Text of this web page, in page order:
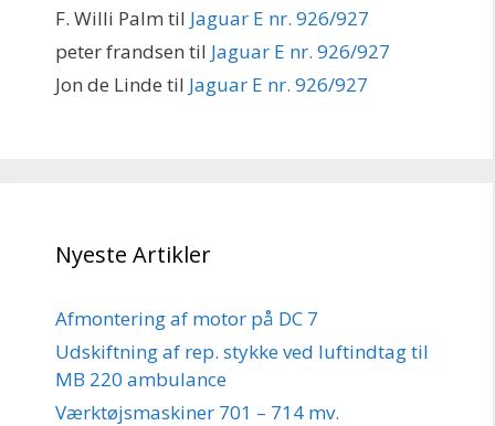
F. Willi Palm til Jaguar E nr. 926/927
peter frandsen til Jaguar E nr. 926/927
Jon de Linde til Jaguar E nr. 926/927
Nyeste Artikler
Afmontering af motor på DC 7
Udskiftning af rep. stykke ved luftindtag til
MB 220 ambulance
Værktøjsmaskiner 701 – 714 mv.